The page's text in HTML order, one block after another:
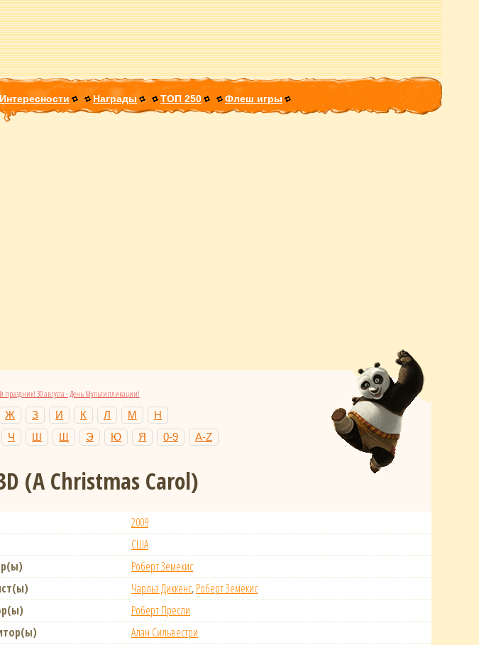
Интересности Награды ТОП 250 Флеш игры
праздник! 30 августа - День Мультипликации!
Ж З И К Л М
Н
Ч Ш Щ Э Ю Я 0-9 A-Z
(A Christmas Carol)
2009
США
Роберт Земекис
Чарльз Диккенс,Роберт Земекис
Роберт Пресли
Алан Сильвестри